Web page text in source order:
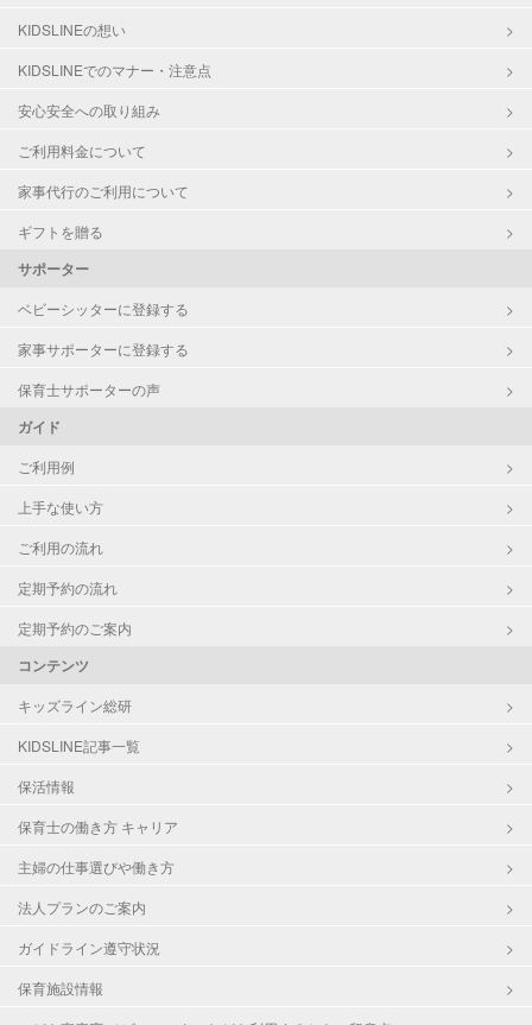
KIDSLINEの想い
KIDSLINEでのマナー・注意点
安心安全への取り組み
ご利用料金について
家事代行のご利用について
ギフトを贈る
サポーター
ベビーシッターに登録する
家事サポーターに登録する
保育士サポーターの声
ガイド
ご利用例
上手な使い方
ご利用の流れ
定期予約の流れ
定期予約のご案内
コンテンツ
キッズライン総研
KIDSLINE記事一覧
保活情報
保育士の働き方 キャリア
主婦の仕事選びや働き方
法人プランのご案内
ガイドライン遵守状況
保育施設情報